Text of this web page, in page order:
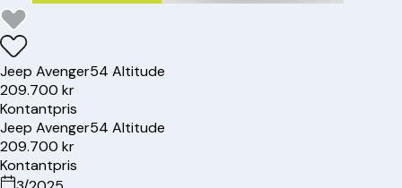
Jeep Avenger54 Altitude
209.700 kr
Kontantpris
Jeep Avenger54 Altitude
209.700 kr
Kontantpris